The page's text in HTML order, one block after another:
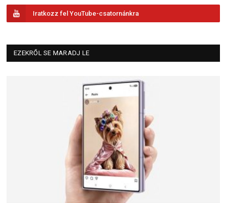
Iratkozz fel YouTube-csatornánkra
EZEKRŐL SE MARADJ LE